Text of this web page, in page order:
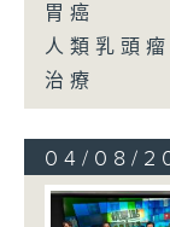
胃癌
人類乳頭
治療
04/08/